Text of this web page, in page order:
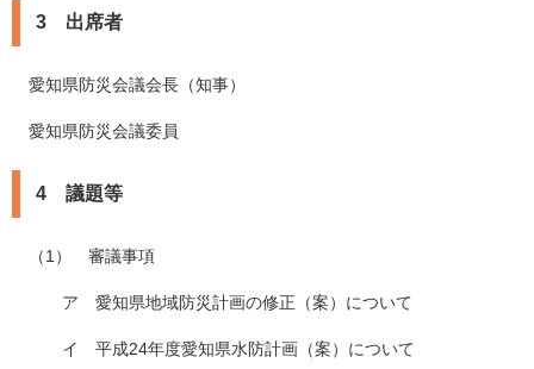
3 出席者
愛知県防災会議会長（知事）
愛知県防災会議委員
4 議題等
（1） 審議事項
ア 愛知県地域防災計画の修正（案）について
イ 平成24年度愛知県水防計画（案）について